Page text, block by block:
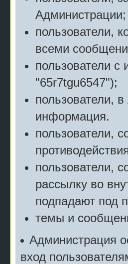
Администрации;
пользователи,
всеми
пользователи
"65r7tgu6547");
пользователи,
информация.
пользователи,
пользователи,
рассылку во
подпадают под
темы и
Администрация
вход